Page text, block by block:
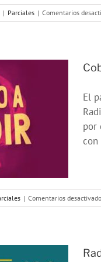
| Parciales | Comentarios
El
por
con
| Comentarios